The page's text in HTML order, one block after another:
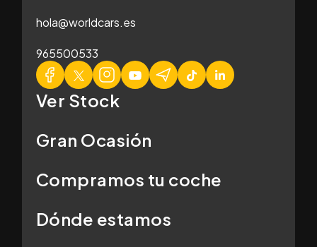
hola@worldcars.es
965500533
Ver Stock
Gran Ocasión
Compramos tu coche
Dónde estamos